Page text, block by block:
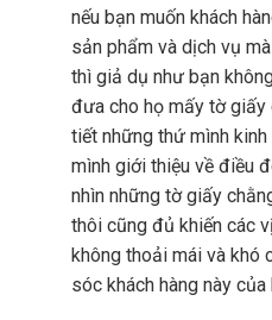
nếu bạn muốn khách
sản phẩm và dịch vụ
thì giả dụ như bạn
đưa cho họ mấy tờ giấy
tiết những thứ mình
mình giới thiệu về điều
nhìn những tờ giấy
thôi cũng đủ khiến các
không thoải mái và khó
sóc khách hàng này của